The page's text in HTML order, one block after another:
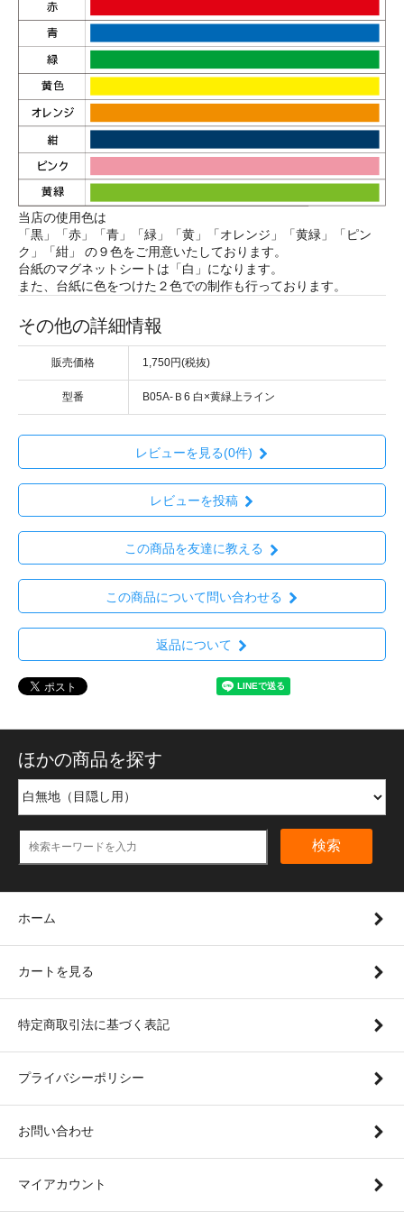
当店の使用色は
「黒」「赤」「青」「緑」「黄」「オレンジ」「黄緑」「ピン
ク」「紺」 の９色をご用意いたしております。
台紙のマグネットシートは「白」になります。
また、台紙に色をつけた２色での制作も行っております。
その他の詳細情報
販売価格 1,750円(税抜)
型番 B05A-Ｂ6 白×黄緑上ライン
レビューを見る(0件)
レビューを投稿
この商品を友達に教える
この商品について問い合わせる
返品について
ほかの商品を探す
検索
ホーム
カートを見る
特定商取引法に基づく表記
プライバシーポリシー
お問い合わせ
マイアカウント